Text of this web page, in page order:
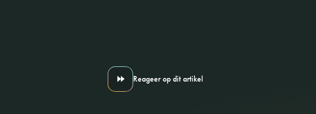
Reageer op dit artikel